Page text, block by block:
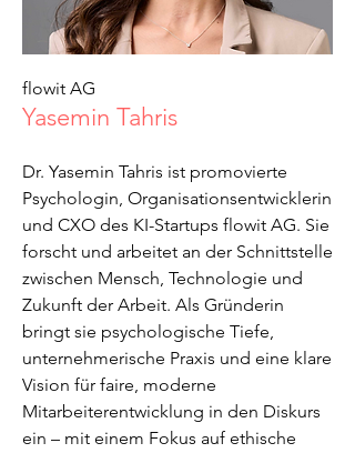
flowit AG
Yasemin Tahris
Dr. Yasemin Tahris ist promovierte
Psychologin, Organisationsentwicklerin
und CXO des KI-Startups flowit AG. Sie
forscht und arbeitet an der Schnittstelle
zwischen Mensch, Technologie und
Zukunft der Arbeit. Als Gründerin
bringt sie psychologische Tiefe,
unternehmerische Praxis und eine klare
Vision für faire, moderne
Mitarbeiterentwicklung in den Diskurs
ein – mit einem Fokus auf ethische